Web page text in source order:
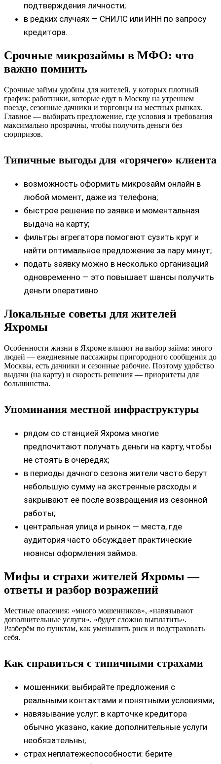
подтверждения личности;
в редких случаях — СНИЛС или ИНН по запросу
кредитора.
Срочные микрозаймы в МФО: что
важно помнить
Срочные займы удобны для жителей, у которых плотный
график: работники, которые едут в Москву на утреннем
поезде, сезонные дачники и торговцы на местных рынках.
Главное — выбирать предложение, где условия и требования
максимально прозрачны, чтобы получить деньги без
сюрпризов.
Типичные выгоды для «горячего» клиента
возможность оформить микрозайм онлайн в
любой момент, даже из телефона;
быстрое решение по заявке и моментальная
выдача на карту;
фильтры агрегатора помогают сузить круг и
найти оптимальное предложение за пару минут;
подать заявку можно в несколько организаций
одновременно — это повышает шансы получить
деньги оперативно.
Локальные советы для жителей
Яхромы
Особенности жизни в Яхроме влияют на выбор займа: много
людей — ежедневные пассажиры пригородного сообщения до
Москвы, есть дачники и сезонные рабочие. Поэтому удобство
выдачи (на карту) и скорость решения — приоритеты для
большинства.
Упоминания местной инфраструктуры
рядом со станцией Яхрома многие
предпочитают получать деньги на карту, чтобы
не стоять в очередях;
в периоды дачного сезона жители часто берут
небольшую сумму на экстренные расходы и
закрывают её после возвращения из сезонной
работы;
центральная улица и рынок — места, где
аудитория часто обсуждает практические
нюансы оформления займов.
Мифы и страхи жителей Яхромы —
ответы и разбор возражений
Местные опасения: «много мошенников», «навязывают
дополнительные услуги», «будет сложно выплатить».
Разберём по пунктам, как уменьшить риск и подстраховать
себя.
Как справиться с типичными страхами
мошенники: выбирайте предложения с
реальными контактами и понятными условиями;
навязывание услуг: в карточке кредитора
обычно указано, какие дополнительные услуги
необязательны;
страх неплатежеспособности: берите